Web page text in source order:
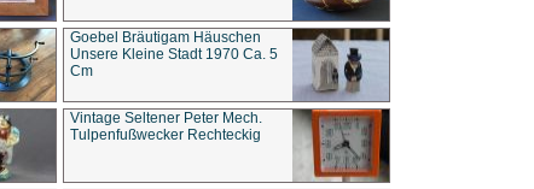
Goebel Bräutigam Häuschen
Unsere Kleine Stadt 1970 Ca. 5
Cm
Vintage Seltener Peter Mech.
Tulpenfußwecker Rechteckig